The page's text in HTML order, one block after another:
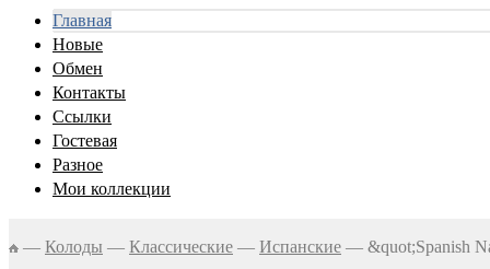
Главная
Новые
Обмен
Контакты
Ссылки
Гостевая
Разное
Мои коллекции
— Колоды — Классические — Испанские — &quot;Spanish